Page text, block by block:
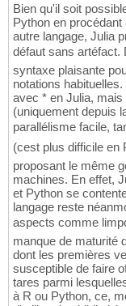
Bien qu'il soit
Python en
autre langage, Julia
défaut sans artéfact.
syntaxe plaisante
notations
avec * en Julia,
(uniquement depuis
parallélisme facile,
(cest plus difficile
proposant le même
machines. En effet,
et Python se
langage reste
aspects comme
manque de maturité
dont les premières
susceptible de faire
tares parmi
à R ou Python, ce,